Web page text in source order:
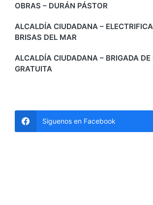
OBRAS – DURÁN PÁSTOR
ALCALDÍA CIUDADANA –
BRISAS DEL MAR
ALCALDÍA CIUDADANA – BRIGADA DE
GRATUITA
Siguenos en Facebook